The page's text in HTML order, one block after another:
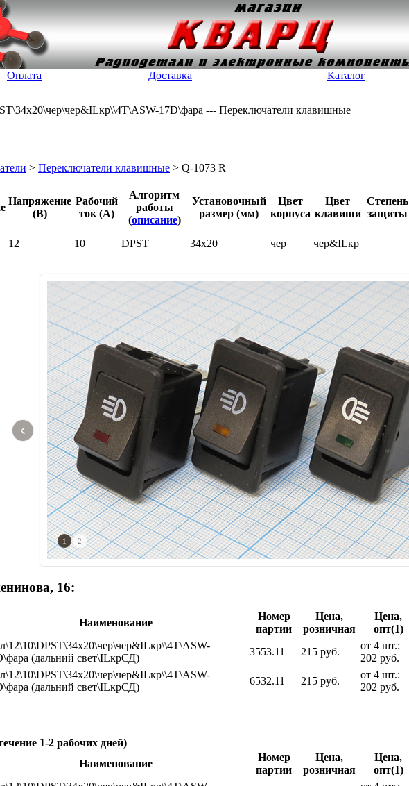
Оплата Доставка Каталог
17D\фара --- Переключатели клавишные
> Переключатели клавишные > Q-1073 R
Напряжение
(В)
Рабочий
ток (А)
Алгоритм
работы
(описание)
Установочный
размер (мм)
Цвет
корпуса
Цвет
клавиши
Степень
защиты
12 10 DPST 34x20 чер чер&ILкр
‹
1 2
16:
Наименование
Номер
партии
Цена,
розничная
Цена,
опт(1)
(дальний свет\ILкрСД)
3553.11 215 руб.
от 4 шт.:
202 руб.
(дальний свет\ILкрСД)
6532.11 215 руб.
от 4 шт.:
202 руб.
1-2 рабочих дней)
Наименование
Номер
партии
Цена,
розничная
Цена,
опт(1)